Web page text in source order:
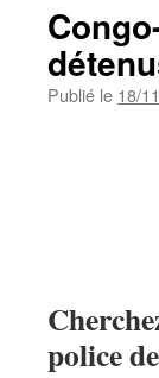
Publié le 18/
police